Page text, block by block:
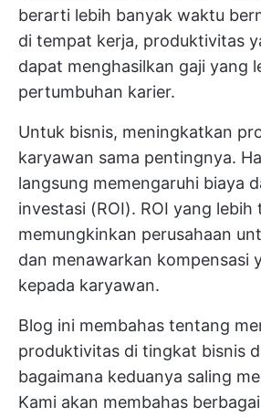
berarti lebih banyak waktu
di tempat kerja, produktivitas
dapat menghasilkan gaji yang
pertumbuhan karier.
Untuk bisnis, meningkatkan
karyawan sama pentingnya.
langsung memengaruhi biaya
investasi (ROI). ROI yang lebih
memungkinkan perusahaan
dan menawarkan kompensasi
kepada karyawan.
Blog ini membahas tentang
produktivitas di tingkat bisnis
bagaimana keduanya saling
Kami akan membahas